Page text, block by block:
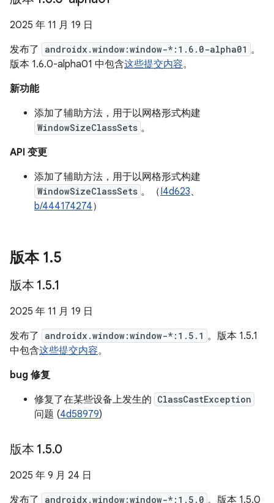
2025 年 11 月 19 日
发布了
androidx.window:window-*:1.6.0-alpha01 。
版本 1.6.0-alpha01 中包含这些提交内容。
新功能
添加了辅助方法，用于以网格形式构建
WindowSizeClassSets 。
API 变更
添加了辅助方法，用于以网格形式构建
WindowSizeClassSets 。（I4d623、
b/444174274）
版本 1.5
版本 1.5.1
2025 年 11 月 19 日
发布了
androidx.window:window-*:1.5.1 。版本 1.5.1
中包含这些提交内容。
bug 修复
修复了在某些设备上发生的 ClassCastException
问题 (4d58979)
版本 1.5.0
2025 年 9 月 24 日
发布了
androidx.window:window-*:1.5.0 。版本 1.5.0